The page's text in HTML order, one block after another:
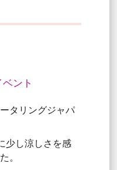
ント
タリングジャパ
少し涼しさを感
。